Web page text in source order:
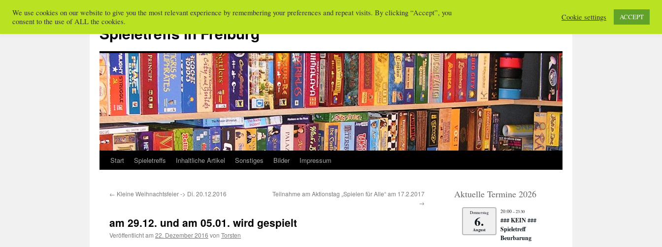
Zum
Inhalt
Spieletreffs in Freiburg
Start Spieletreffs Inhaltliche Artikel Sonstiges Bilder Impressum
← Kleine Weihnachtsfeier -> Di. 20.12.2016
Teilnahme am Aktionstag „Spielen für Alle“ am 17.2.2017
→
am 29.12. und am 05.01. wird gespielt
Veröffentlicht am 22. Dezember 2016 von Torsten
Aktuelle Termine 2026
Donnerstag
6.
August
20:00– 23:30
### KEIN ###
Spieletreff
Beurbarung
We use cookies on our website to give you the most relevant experience by remembering your preferences and repeat visits. By clicking “Accept”, you
consent to the use of ALL the cookies.
Cookie settings ACCEPT